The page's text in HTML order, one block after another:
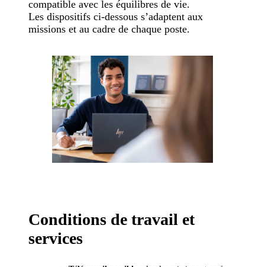
compatible avec les équilibres de vie.
Les dispositifs ci-dessous s’adaptent aux
missions et au cadre de chaque poste.
Conditions de travail et
services